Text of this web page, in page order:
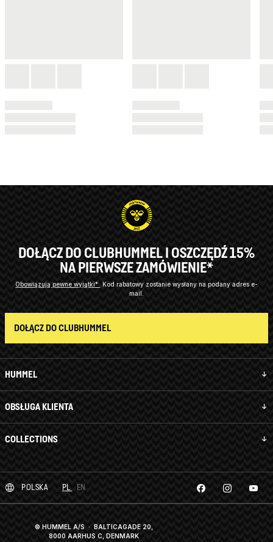
HUMMEL
OBSŁUGA KLIENTA
COLLECTIONS
DOŁĄCZ DO CLUBHUMMEL I OSZCZĘDŹ 15%
NA PIERWSZE ZAMÓWIENIE*
Obowiązują pewne wyjątki* Kod rabatowy zostanie wysłany na podany adres e-
mail.
DOŁĄCZ DO CLUBHUMMEL
POLSKA PL EN
© HUMMEL A/S · BALTICAGADE 20,
8000 AARHUS C, DENMARK